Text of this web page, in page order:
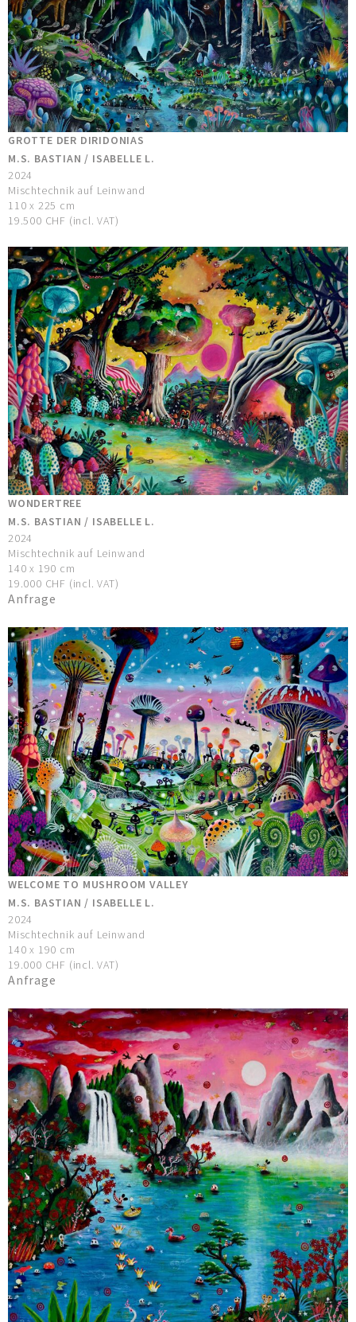
GROTTE DER DIRIDONIAS
M.S. BASTIAN / ISABELLE L.
2024
Mischtechnik auf Leinwand
110 x 225 cm
19.500 CHF (incl. VAT)
WONDERTREE
M.S. BASTIAN / ISABELLE L.
2024
Mischtechnik auf Leinwand
140 x 190 cm
19.000 CHF (incl. VAT)
Anfrage
WELCOME TO MUSHROOM VALLEY
M.S. BASTIAN / ISABELLE L.
2024
Mischtechnik auf Leinwand
140 x 190 cm
19.000 CHF (incl. VAT)
Anfrage